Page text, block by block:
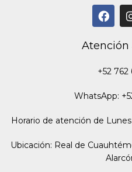
Atención
+52 762
WhatsApp:
Horario de atención de
Ubicación: Real de